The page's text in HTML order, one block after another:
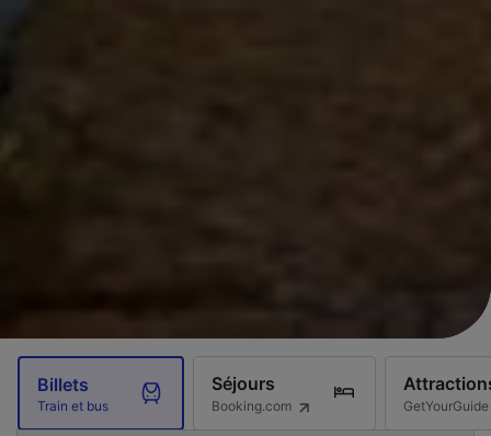
Billets
Train et bus
Séjours
Booking.com GetYourGuide